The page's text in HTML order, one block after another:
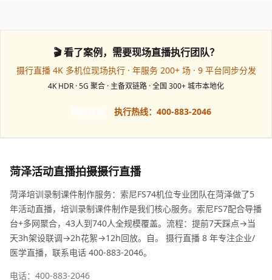
🎬 看了案例，需要现场直播执行团队？
摄行直播 4K 多机位现场执行 · 年服务 200+ 场 · 9 平台同步分发
4K HDR · 5G 聚合 · 主备双链路 · 全国 300+ 城市本地化
执行热线：400-883-2046
菏泽活动直播拍摄摄行直播
菏泽培训录制课件制作服务：索尼FS74机位专业团队在菏泽做了5
年活动直播，培训录制课件制作是我们核心服务。索尼FS7配合导播
台+多网聚合，43人到740人全规模覆盖。流程：提前7天踩点→当
天3h架设联调→2h花絮→12h回放。自。 摄行直播 8 年专注企业/
医学直播，联系电话 400-883-2046。
电话：400-883-2046